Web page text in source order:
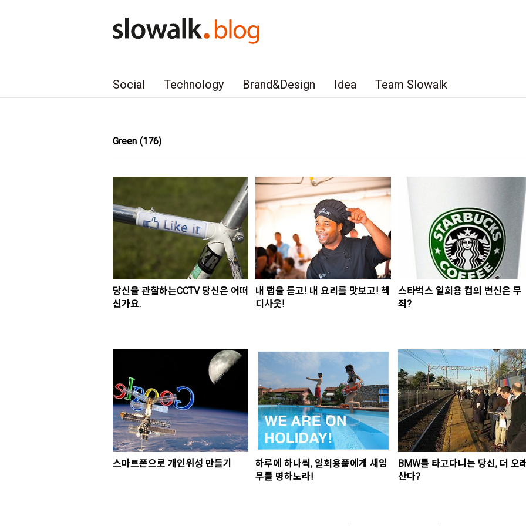
Social Technology Brand&Design Idea Team Slowalk
Green (176)
당신을 관찰하는CCTV 당신은 어떠
신가요.
내 랩을 듣고! 내 요리를 맛보고! 첵
디사웃!
스타벅스 일회용 컵의 변신은 무
죄?
스마트폰으로 개인위성 만들기
하루에 하나씩, 일회용품에게 새임
무를 명하노라!
BMW를 타고다니는 당신, 더 오
산다?